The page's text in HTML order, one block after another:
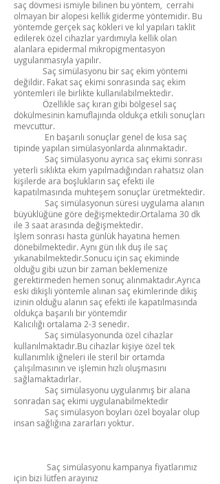
saç dövmesi ismiyle bilinen bu yöntem, cerrahi
olmayan bir alopesi kellik giderme yöntemidir. Bu
yöntemde gerçek saç kökleri ve kıl yapıları taklit
edilerek özel cihazlar yardımıyla kellik olan
alanlara epidermal mikropigmentasyon
uygulanmasıyla yapılır.
Saç simülasyonu bir saç ekim yöntemi
değildir. Fakat saç ekimi sonrasında saç ekim
yöntemleri ile birlikte kullanılabilmektedir.
Özellikle saç kıran gibi bölgesel saç
dökülmesinin kamuflajında oldukça etkili sonuçları
mevcuttur.
En başarılı sonuçlar genel de kısa saç
tipinde yapılan simülasyonlarda alınmaktadır.
Saç simülasyonu ayrıca saç ekimi sonrası
yeterli sıklıkta ekim yapılmadığından rahatsız olan
kişilerde ara boşlukların saç efekti ile
kapatılmasında muhteşem sonuçlar üretmektedir.
Saç simülasyonun süresi uygulama alanın
büyüklüğüne göre değişmektedir.Ortalama 30 dk
ile 3 saat arasında değişmektedir.
İşlem sonrası hasta günlük hayatına hemen
dönebilmektedir. Aynı gün ılık duş ile saç
yıkanabilmektedir.Sonucu için saç ekiminde
olduğu gibi uzun bir zaman beklemenize
gerektirmeden hemen sonuç alınmaktadır.Ayrıca
eski dikişli yöntemle alınan saç ekimlerinde dikiş
izinin olduğu alanın saç efekti ile kapatılmasında
oldukça başarılı bir yöntemdir
Kalıcılığı ortalama 2-3 senedir.
Saç simülasyonunda özel cihazlar
kullanılmaktadır.Bu cihazlar kişiye özel tek
kullanımlık iğneleri ile steril bir ortamda
çalışılmasının ve işlemin hızlı oluşmasını
sağlamaktadırlar.
Saç simülasyonu uygulanmış bir alana
sonradan saç ekimi uygulanabilmektedir
Saç simülasyon boyları özel boyalar olup
insan sağlığına zararları yoktur.
Saç simülasyonu kampanya fiyatlarımız
için bizi lütfen arayınız